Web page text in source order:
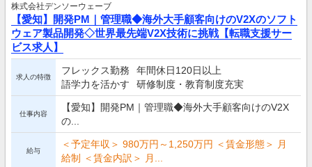
株式会社デンソーウェーブ
【愛知】開発PM｜管理職◆海外大手顧客向けのV2Xのソフト
ウェア製品開発◇世界最先端V2X技術に挑戦【転職支援サー
ビス求人】
求人の特徴
フレックス勤務
年間休日120日以上
語学力を活かす
研修制度・教育制度充実
仕事内容
【愛知】開発PM｜管理職◆海外大手顧客向けのV2X
の...
給与
＜予定年収＞ 980万円～1,250万円 ＜賃金形態＞ 月
給制 ＜賃金内訳＞ 月...